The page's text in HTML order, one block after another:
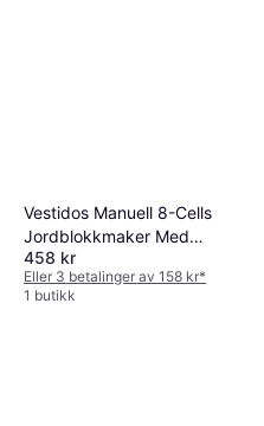
Vestidos Manuell 8-Cells
Jordblokkmaker Med
Komfortabelt Håndtak
458 kr
Eller 3 betalinger av 158 kr*
1 butikk